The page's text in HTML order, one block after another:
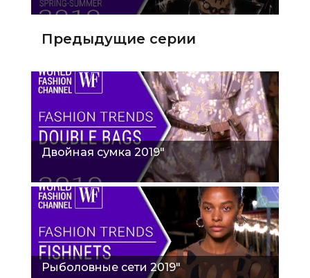
Предыдущие серии
Двойная сумка 2019"
Рыболовные сети 2019"